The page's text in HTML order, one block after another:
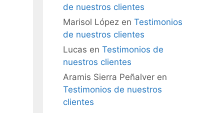
de nuestros clientes
Marisol López en Testimonios
de nuestros clientes
Lucas en Testimonios de
nuestros clientes
Aramis Sierra Peñalver en
Testimonios de nuestros
clientes